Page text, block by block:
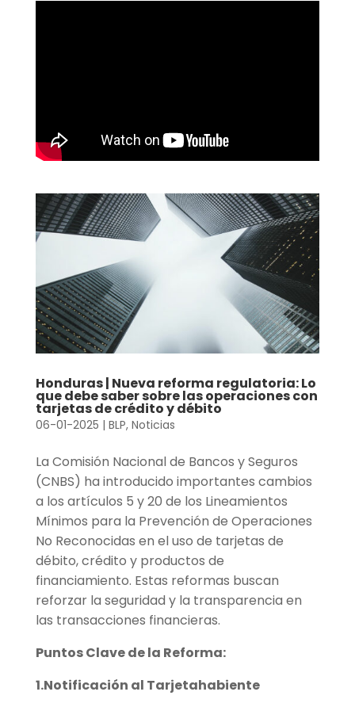
Honduras | Nueva reforma regulatoria: Lo
que debe saber sobre las operaciones con
tarjetas de crédito y débito
06-01-2025 | BLP, Noticias
La Comisión Nacional de Bancos y Seguros
(CNBS) ha introducido importantes cambios
a los artículos 5 y 20 de los Lineamientos
Mínimos para la Prevención de Operaciones
No Reconocidas en el uso de tarjetas de
débito, crédito y productos de
financiamiento. Estas reformas buscan
reforzar la seguridad y la transparencia en
las transacciones financieras.
Puntos Clave de la Reforma:
1.Notificación al Tarjetahabiente